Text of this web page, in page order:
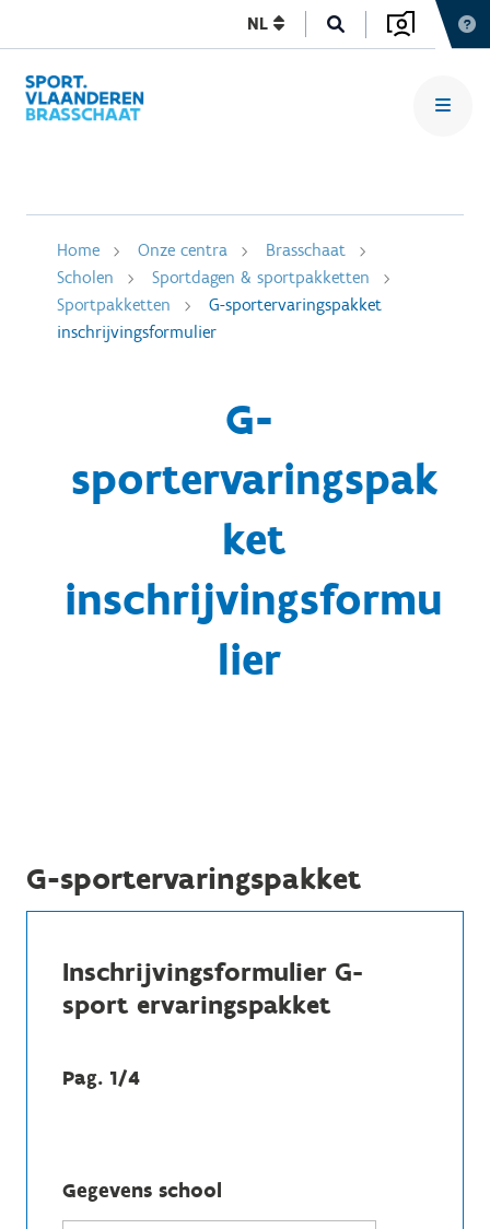
NL
Home Onze centra
Brasschaat
Scholen
Sportdagen & sportpakketten
Sportpakketten
G-sportervaringspakket
inschrijvingsformulier
G-
sportervaringspak
ket
inschrijvingsformu
lier
G-sportervaringspakket
Inschrijvingsformulier G-
sport ervaringspakket
Pag. 1/4
Gegevens school